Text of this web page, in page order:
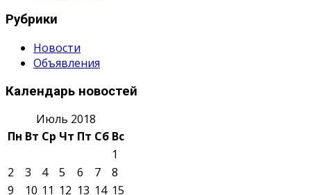
Рубрики
Новости
Объявления
Календарь новостей
Июль 2018
Пн Вт Ср Чт Пт Сб Вс
1
2
3 4 5 6 7
8
9
10 11 12 13 14 15